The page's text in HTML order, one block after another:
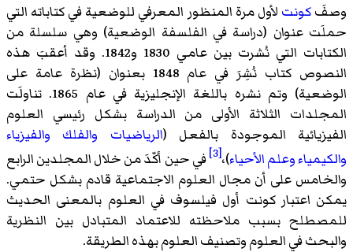
وصفَكونت لأول مرة المنظور المعرفي للوضعية في كتاباته التي
حملَت عنوان (دراسة في الفلسفة الوضعية) وهي سلسلة من
الكتابات التي نُشرت بين عامي 1830 و1842. وقد أعقبَ هذه
النصوص كتاب نُشِرَ في عام 1848 بعنوان (نظرة عامة على
الوضعية) وتم نشره باللغة الإنجليزية في عام 1865. تناولَت
المجلدات الثلاثة الأولى من الدراسة بشكل رئيسي العلوم
الفيزيائية الموجودة بالفعل (الرياضيات والفلك
والفيزياء
والكيمياءوعلم الأحياء)،[3]
في حين أكّدَ من خلال المجلدين الرابع
والخامس على أن مجال العلوم الاجتماعية قادم بشكل حتمي.
يمكن اعتبار كونت أول فيلسوف في العلوم بالمعنى الحديث
للمصطلح بسبب ملاحظته للاعتماد المتبادل بين النظرية
والبحث في العلوم وتصنيف العلوم بهذه الطريقة.